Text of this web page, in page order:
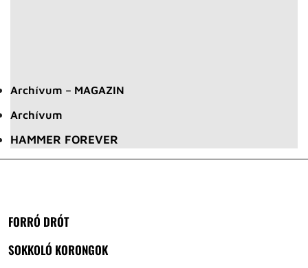
Archívum – MAGAZIN
Archívum
HAMMER FOREVER
FORRÓ DRÓT
SOKKOLÓ KORONGOK